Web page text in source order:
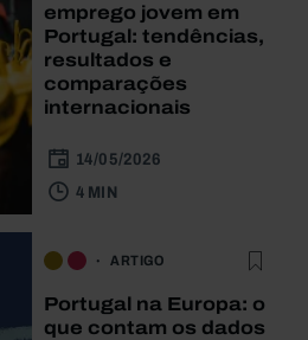
emprego jovem em
Portugal: tendências,
resultados e
comparações
internacionais
14/05/2026
4 MIN
ARTIGO
Portugal na Europa: o
que contam os dados